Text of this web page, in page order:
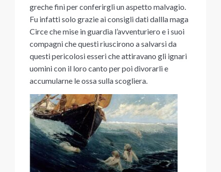
greche finì per conferirgli un aspetto malvagio.
Fu infatti solo grazie ai consigli dati dallla maga
Circe che mise in guardia l’avventuriero e i suoi
compagni che questi riuscirono a salvarsi da
questi pericolosi esseri che attiravano gli ignari
uomini con il loro canto per poi divorarli e
accumularne le ossa sulla scogliera.